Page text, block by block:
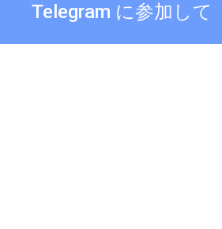
Telegram に参加して